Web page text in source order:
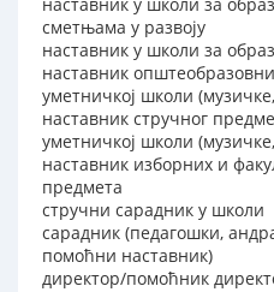
сметњама у развоју
наставник у школи за
наставник
уметничкој школи
наставник стручног
уметничкој школи
наставник изборних и
предмета
стручни сарадник у школи
сарадник (педагошки,
помоћни наставник)
директор/помоћник